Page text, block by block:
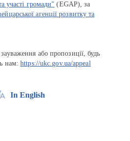
участі громади" (EGAP), за
агенції розвитку та
або пропозиції, будь
нам:https://ukc.gov.ua/appeal
In English